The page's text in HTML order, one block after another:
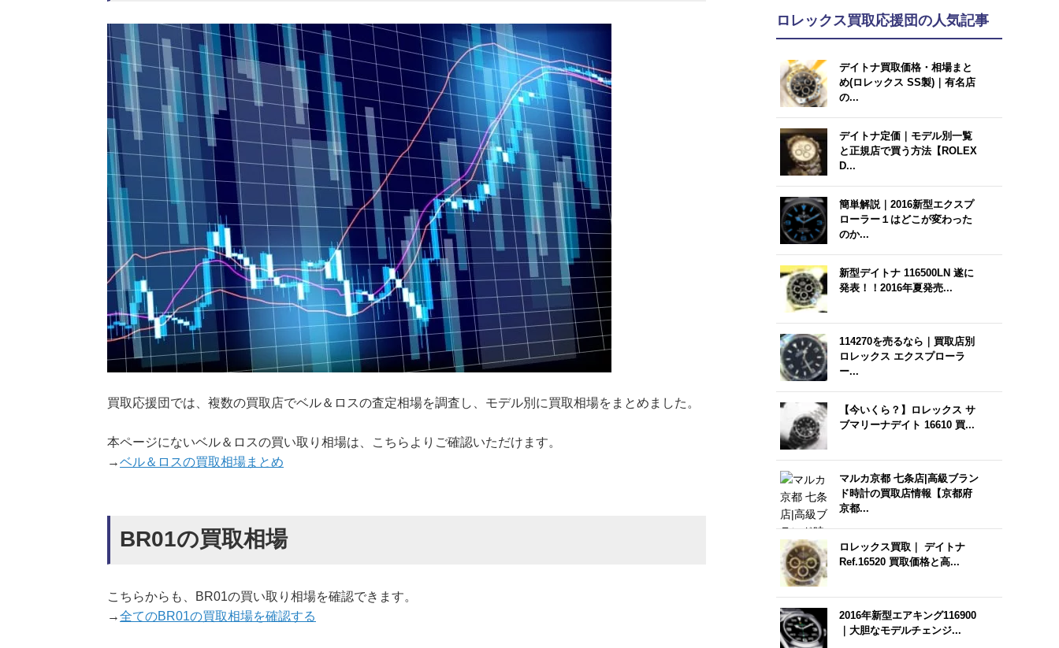
買取応援団では、複数の買取店でベル＆ロスの査定相場を調査し、モデル別に買取相場をまとめました。
本ページにないベル＆ロスの買い取り相場は、こちらよりご確認いただけます。
→ベル＆ロスの買取相場まとめ
BR01の買取相場
こちらからも、BR01の買い取り相場を確認できます。
→全てのBR01の買取相場を確認する
ロレックス買取応援団の人気記事
デイトナ買取価格・相場まと
め(ロレックス SS製)｜有名店
の...
デイトナ定価｜モデル別一覧
と正規店で買う方法【ROLEX
D...
簡単解説｜2016新型エクスプ
ローラー１はどこが変わった
のか...
新型デイトナ 116500LN 遂に
発表！！2016年夏発売...
114270を売るなら｜買取店別
ロレックス エクスプローラ
ー...
【今いくら？】ロレックス サ
ブマリーナデイト 16610 買...
マルカ京都 七条店|高級ブラン
ド時計の買取店情報【京都府
京都...
ロレックス買取｜ デイトナ
Ref.16520 買取価格と高...
2016年新型エアキング116900
｜大胆なモデルチェンジ...